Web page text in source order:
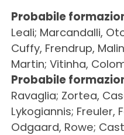
Probabile
Leali; Marcandalli,
Cuffy, Frendrup,
Martin; Vitinha,
Probabile
Ravaglia; Zortea,
Lykogiannis; Freuler,
Odgaard, Rowe;